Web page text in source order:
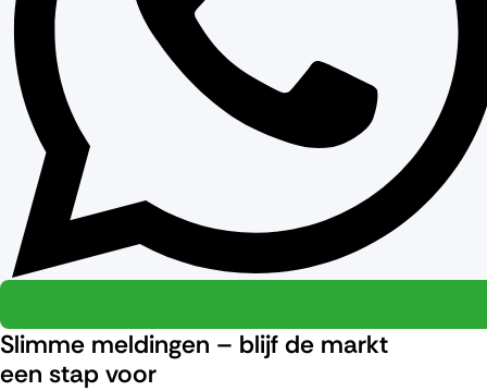
Slimme meldingen – blijf de markt
een stap voor